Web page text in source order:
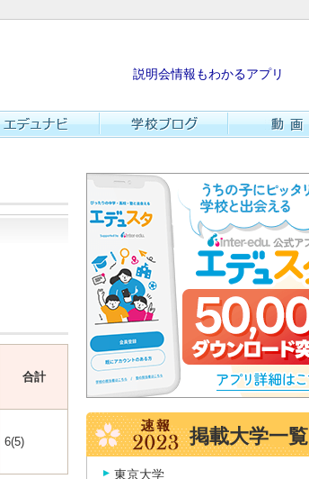
説明会情報もわかるアプリ
合計
6(5)
掲載大学一覧
東京大学